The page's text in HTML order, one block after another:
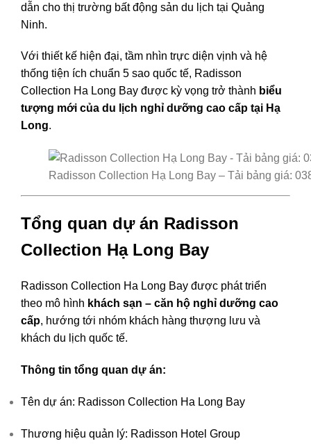
dẫn cho thị trường bất động sản du lịch tại Quảng
Ninh.
Với thiết kế hiện đại, tầm nhìn trực diện vịnh và hệ
thống tiện ích chuẩn 5 sao quốc tế, Radisson
Collection Ha Long Bay được kỳ vọng trở thành biểu
tượng mới của du lịch nghỉ dưỡng cao cấp tại Hạ
Long.
Radisson Collection Hạ Long Bay – Tải bảng giá:
Tổng quan dự án Radisson
Collection Hạ Long Bay
Radisson Collection Ha Long Bay được phát triển
theo mô hình khách sạn – căn hộ nghỉ dưỡng cao
cấp, hướng tới nhóm khách hàng thượng lưu và
khách du lịch quốc tế.
Thông tin tổng quan dự án:
Tên dự án: Radisson Collection Ha Long Bay
Thương hiệu quản lý: Radisson Hotel Group